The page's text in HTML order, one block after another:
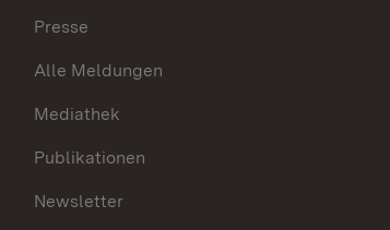
Presse
Alle Meldungen
Mediathek
Publikationen
Newsletter